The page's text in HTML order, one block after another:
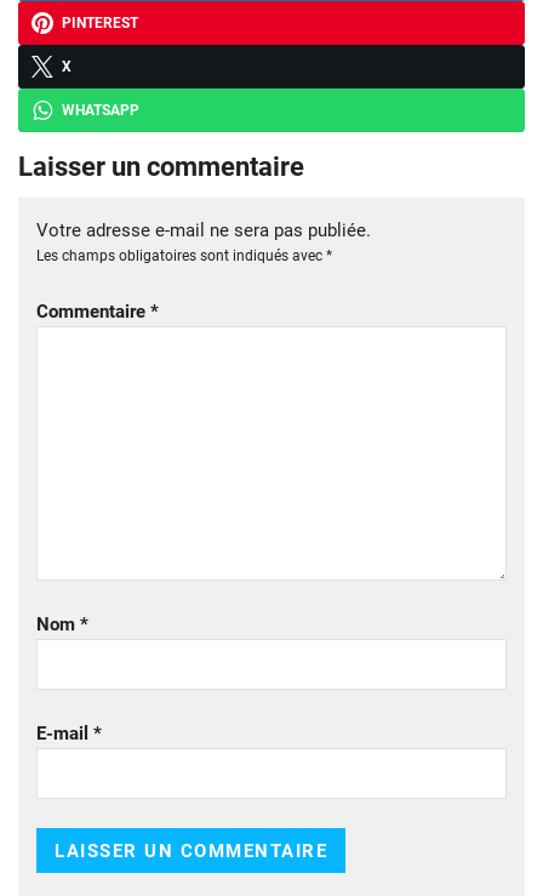
PINTEREST
X
WHATSAPP
Laisser un commentaire
Votre adresse e-mail ne sera pas publiée.
Les champs obligatoires sont indiqués avec *
Commentaire *
Nom *
E-mail *